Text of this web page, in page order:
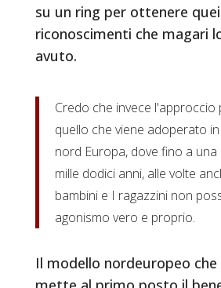
su un ring per ottenere quei
riconoscimenti che magari
avuto.
Credo che invece
quello che viene adoperato
nord Europa, dove fino a
mille dodici anni, alle volte
bambini e I ragazzini non
agonismo vero e proprio.
Il modello nordeuropeo